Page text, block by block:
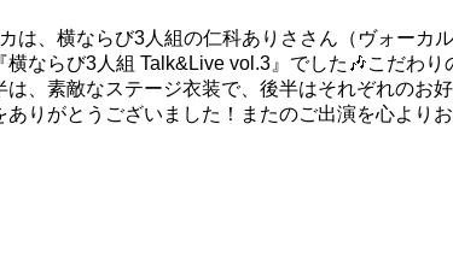
は、横ならび3人組の仁科ありささん（ヴォーカ
ならび3人組 Talk&Live vol.3』でした🎶こだわ
、素敵なステージ衣装で、後半はそれぞれの
りがとうございました！またのご出演を心よりお